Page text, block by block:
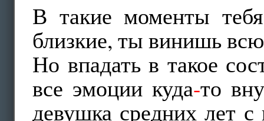
В такие моменты
близкие, ты винишь
Но впадать в такое
все эмоции куда-то
девушка средних лет с